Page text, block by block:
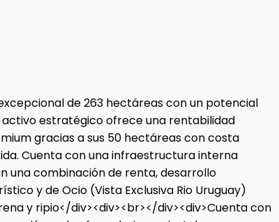
de 263 hectáreas con un potencial
activo estratégico ofrece una rentabilidad
gracias a sus 50 hectáreas con costa
Cuenta con una infraestructura interna
una combinación de renta, desarrollo
y de Ocio (Vista Exclusiva Rio Uruguay)
y ripio</div><div><br></div><div>Cuenta con